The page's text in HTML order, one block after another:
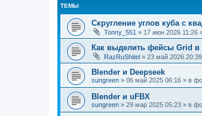
ТЕМЫ
Скругление углов куба с
Tonny_551 » 17 июн 2026 11:26
Как выделить фейсы Grid в
RazRuShitel » 23 май 2026 20:39
Blender и Deepseek
sungreen » 06 май 2025 06:16 » в
Blender и uFBX
sungreen » 29 мар 2025 05:23 » в